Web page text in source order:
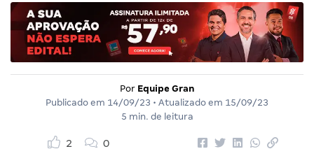
Por Equipe Gran
Publicado em 14/09/23 • Atualizado em 15/09/23
5 min. de leitura
2 0